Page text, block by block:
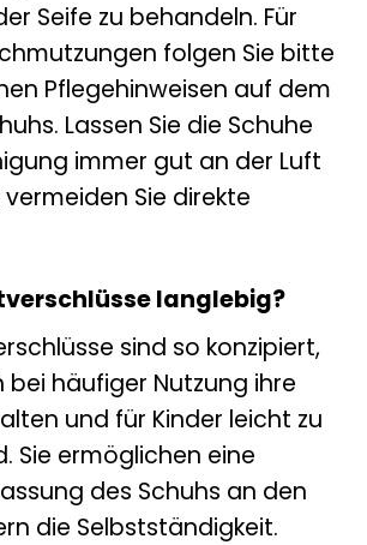
Seife zu behandeln. Für
folgen Sie bitte
Pflegehinweisen auf dem
Lassen Sie die Schuhe
immer gut an der Luft
Sie direkte
langlebig?
sind so konzipiert,
bei häufiger Nutzung ihre
und für Kinder leicht zu
Sie ermöglichen eine
des Schuhs an den
die Selbstständigkeit.